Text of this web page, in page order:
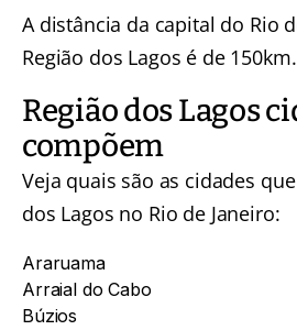
A distância da capital do Rio
Região dos Lagos é de 150km.
Região dos Lagos
compõem
Veja quais são as cidades
dos Lagos no Rio de Janeiro:
Araruama
Arraial do Cabo
Búzios